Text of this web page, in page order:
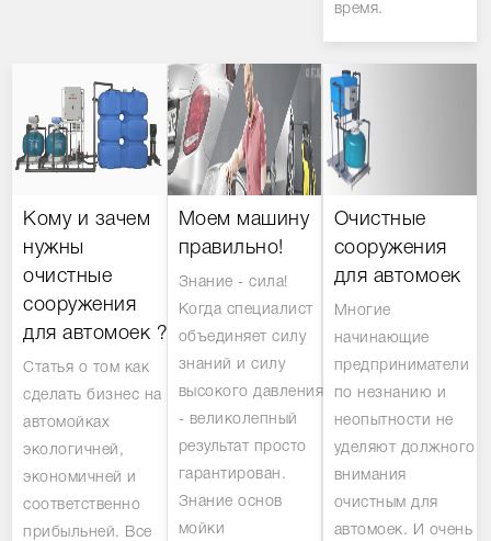
время.
Кому и зачем
нужны
очистные
сооружения
для автомоек ?
Статья о том как
сделать бизнес на
автомойках
экологичней,
экономичней и
соответственно
прибыльней. Все
Моем машину
правильно!
Знание - сила!
Когда специалист
объединяет силу
знаний и силу
высокого давления
- великолепный
результат просто
гарантирован.
Знание основ
мойки
Очистные
сооружения
для автомоек
Многие
начинающие
предприниматели
по незнанию и
неопытности не
уделяют должного
внимания
очистным для
автомоек. И очень